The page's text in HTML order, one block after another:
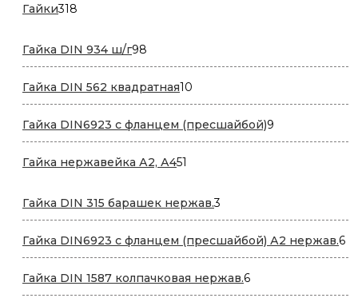
Гайки318
Гайка DIN 934 ш/г98
товаров
Гайка DIN 562 квадратная10
товаров
Гайка DIN6923 с фланцем (пресшайбой)9
товаров
Гайка нержавейка А2, А451
Гайка DIN 315 барашек нержав.3
товара
Гайка DIN6923 с фланцем (пресшайбой) А2 нержав.66
Гайка DIN 1587 колпачковая нержав.66
товаров